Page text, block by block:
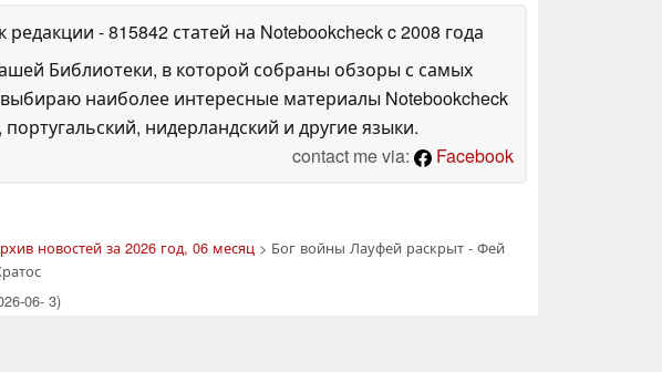
- 815842 статей на Notebookcheckc 2008 года
Библиотеки, в которой собраны обзоры с самых
наиболее интересные материалы Notebookcheck
нидерландский и другие языки.
contact me via:
Facebook
новостей за 2026 год, 06 месяц> Бог войны Лауфей раскрыт - Фей
06- 3)